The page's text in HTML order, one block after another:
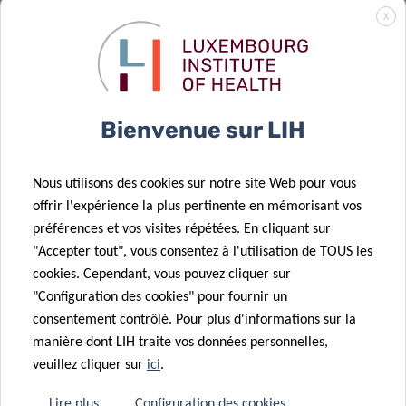
reconfiguration
du paysage
immunitaire
cerveau
coureuse pour
la recherche
du cerveau
23 Oct 2025
Projets de
LIH soutenus
par la bourse
du Pélican
21 Oct 2025
Faire avancer
sur le cancer
pédiatrique
24 Sep 2025
L’Europe lance
CancerWatch:
améliorer la
qualité et la
rapidité des
données sur le
10 Sep 2025
Identification
d’une cible
pour
04 Sep 2025
X
Bienvenue sur LIH
Nous utilisons des cookies sur notre site Web pour vous
offrir l'expérience la plus pertinente en mémorisant vos
préférences et vos visites répétées. En cliquant sur
"Accepter tout", vous consentez à l'utilisation de TOUS les
cookies. Cependant, vous pouvez cliquer sur
"Configuration des cookies" pour fournir un
consentement contrôlé. Pour plus d'informations sur la
manière dont LIH traite vos données personnelles,
veuillez cliquer sur ici.